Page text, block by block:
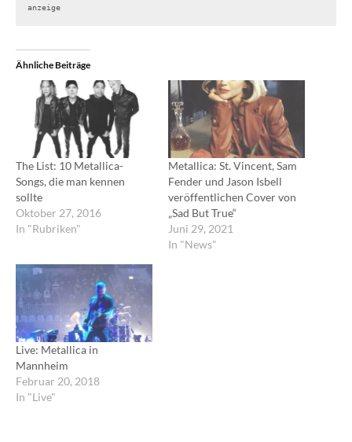
anzeige
Ähnliche Beiträge
The List: 10 Metallica-
Songs, die man kennen
sollte
Oktober 27, 2016
In "Rubriken"
Metallica: St. Vincent, Sam
Fender und Jason Isbell
veröffentlichen Cover von
„Sad But True“
Juni 29, 2021
In "News"
Live: Metallica in
Mannheim
Februar 20, 2018
In "Live"